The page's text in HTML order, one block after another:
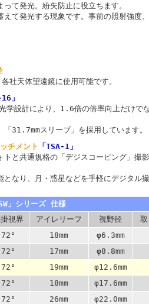
て発光。紛失防止に役立ちます。
えて発光する現象です。事前の照射強度
社天体望遠鏡に使用可能です。
」
学設計により、1.6倍の倍率向上だけで
31.7mmスリーブ」を採用しています。
チメント 「TSA-1」
と共通規格の「デジスコーピング」撮
なり、月・惑星などを手軽にデジタル撮
」シリーズ 仕様
視界 アイレリーフ 視野径
72° 18mm φ6.3mm
72° 17mm φ8.8mm
72° 19mm φ12.6mm
72° 18mm φ17.6mm
72° 26mm φ22.0mm